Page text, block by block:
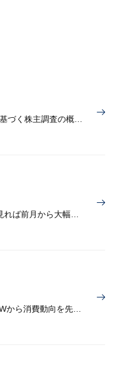
SRDⅡ（EU第二次株主権利指令）に基づく株主調査の概要と課題
個社データ・業界統計・JCB消費NOWから消費動向を先取り